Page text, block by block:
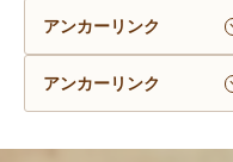
アンカーリンク
アンカーリンク